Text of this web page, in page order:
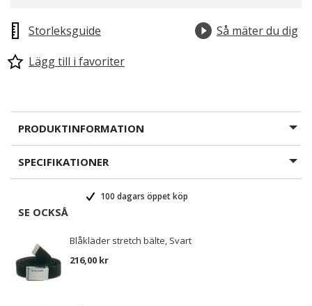
Storleksguide
Så mäter du dig
Lägg till i favoriter
PRODUKTINFORMATION
SPECIFIKATIONER
100 dagars öppet köp
SE OCKSÅ
Blåkläder stretch bälte, Svart
216,00 kr